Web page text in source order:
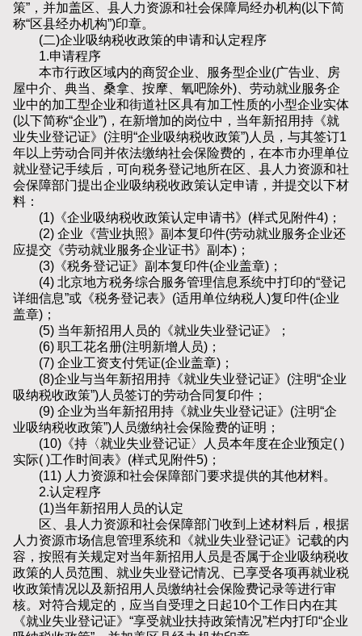
策”，并加盖区、县人力资源和社会保障局经办机构(以下简
称“区县经办机构”)印章。
(二)企业吸纳税收政策的申请和认定程序
1.申请程序
本市行政区域内的商贸企业、服务型企业(广告业、房
屋中介、典当、桑拿、按摩、氧吧除外)、劳动就业服务企
业中的加工型企业和街道社区具有加工性质的小型企业实体
(以下简称“企业”)，在新增加的岗位中，当年新招用持《就
业失业登记证》(注明“企业吸纳税收政策”)人员，与其签订1
年以上劳动合同并依法缴纳社会保险费的，在本市办理单位
就业登记手续后，可向税务登记地所在区、县人力资源和社
会保障部门提出企业吸纳税收政策认定申请，并提交以下材
料：
(1)《企业吸纳税收政策认定申请书》(样式见附件4)；
(2) 企业《营业执照》副本复印件(劳动就业服务企业还
应提交《劳动就业服务企业证书》副本)；
(3)《税务登记证》副本复印件(企业盖章)；
(4) 北京地方税务综合服务管理信息系统中打印的“登记
详细信息”或《税务登记表》(适用单位纳税人)复印件(企业
盖章)；
(5) 当年新招用人员的《就业失业登记证》；
(6) 职工花名册(注明新增人员)；
(7) 企业工资支付凭证(企业盖章)；
(8)企业与当年新招用持《就业失业登记证》(注明“企业
吸纳税收政策”)人员签订的劳动合同复印件；
(9) 企业为当年新招用持《就业失业登记证》(注明“企
业吸纳税收政策”)人员缴纳社会保险费的证明；
(10)《持〈就业失业登记证〉人员本年度在企业预定( )
实际( )工作时间表》(样式见附件5)；
(11) 人力资源和社会保障部门要求提供的其他材料。
2.认定程序
(1)当年新招用人员的认定
区、县人力资源和社会保障部门收到上述材料后，根据
人力资源市场信息管理系统和《就业失业登记证》记载的内
容，按照有关规定对当年新招用人员是否属于企业吸纳税收
政策的人员范围、就业失业登记情况、已享受各项再就业税
收政策情况以及新招用人员缴纳社会保险费记录等进行审
核。对符合规定的，应当自受理之日起10个工作日内在其
《就业失业登记证》“享受就业扶持政策情况”栏内打印“企业